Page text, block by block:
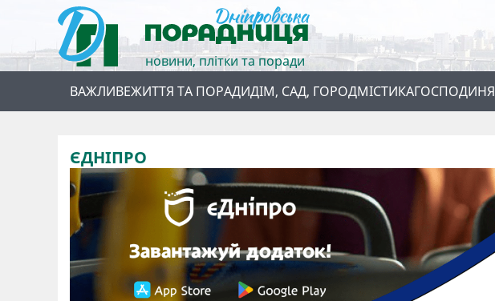
новини, плітки та поради
ВАЖЛИВЕЖИТТЯ ТА ПОРАДИДІМ, САД, ГОРОДМІСТИКАГОСПОДИНЯ
ЄДНІПРО